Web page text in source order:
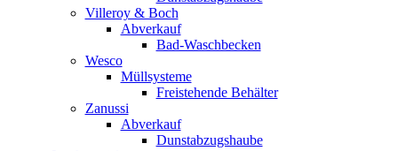
Villeroy & Boch
Abverkauf
Bad-Waschbecken
Wesco
Müllsysteme
Freistehende Behälter
Zanussi
Abverkauf
Dunstabzugshaube